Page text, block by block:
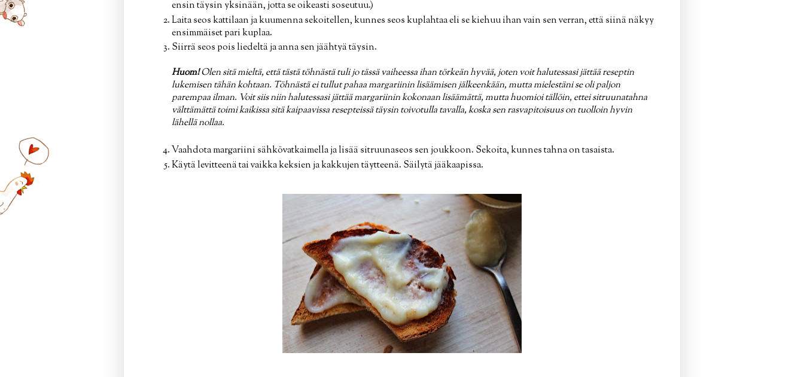
ensin täysin yksinään, jotta se oikeasti soseutuu.)
Laita seos kattilaan ja kuumenna sekoitellen, kunnes seos kuplahtaa eli se kiehuu ihan vain sen verran, että siinä näkyy
ensimmäiset pari kuplaa.
Siirrä seos pois liedeltä ja anna sen jäähtyä täysin.
Huom!Olen sitä mieltä, että tästä töhnästä tuli jo tässä vaiheessa ihan törkeän hyvää, joten voit halutessasi jättää reseptin
lukemisen tähän kohtaan. Töhnästä ei tullut pahaa margariinin lisäämisen jälkeenkään, mutta mielestäni se oli paljon
parempaa ilman. Voit siis niin halutessasi jättää margariinin kokonaan lisäämättä, mutta huomioi tällöin, ettei sitruunatahna
välttämättä toimi kaikissa sitä kaipaavissa resepteissä täysin toivotulla tavalla, koska sen rasvapitoisuus on tuolloin hyvin
lähellä nollaa.
Vaahdota margariini sähkövatkaimella ja lisää sitruunaseos sen joukkoon. Sekoita, kunnes tahna on tasaista.
Käytä levitteenä tai vaikka keksien ja kakkujen täytteenä. Säilytä jääkaapissa.